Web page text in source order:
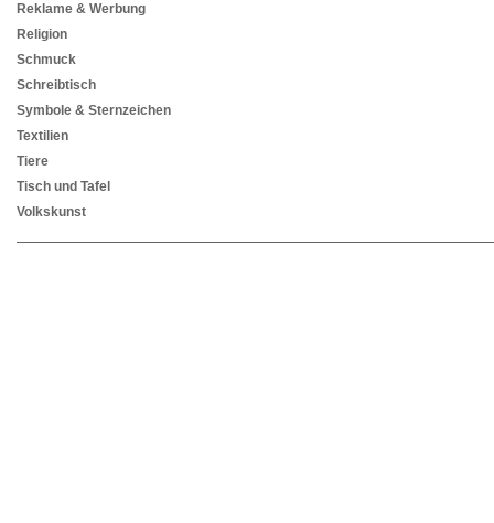
Reklame & Werbung
Religion
Schmuck
Schreibtisch
Symbole & Sternzeichen
Textilien
Tiere
Tisch und Tafel
Volkskunst